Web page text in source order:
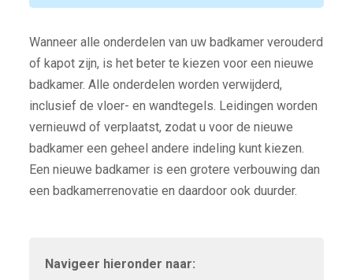
Wanneer alle onderdelen van uw badkamer verouderd
of kapot zijn, is het beter te kiezen voor een nieuwe
badkamer. Alle onderdelen worden verwijderd,
inclusief de vloer- en wandtegels. Leidingen worden
vernieuwd of verplaatst, zodat u voor de nieuwe
badkamer een geheel andere indeling kunt kiezen.
Een nieuwe badkamer is een grotere verbouwing dan
een badkamerrenovatie en daardoor ook duurder.
Navigeer hieronder naar: